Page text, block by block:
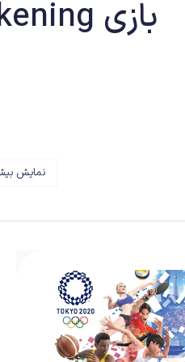
بازی Metro Awakening
نمایش